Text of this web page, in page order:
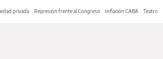
privada Represión frente al Congreso Inflación CABA Teatro